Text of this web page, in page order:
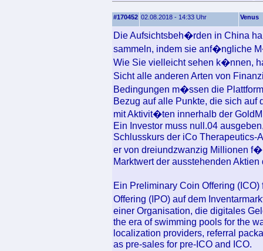
#170452 02.08.2018 - 14:33 Uhr Venus
Die Aufsichtsbeh�rden in China
sammeln, indem sie anf�ngliche
Wie Sie vielleicht sehen k�nnen,
Sicht alle anderen Arten von
Bedingungen m�ssen die
Bezug auf alle Punkte, die sich auf
mit Aktivit�ten innerhalb der
Ein Investor muss null.04
Schlusskurs der iCo Therapeutics-
er von dreiundzwanzig Millionen
Marktwert der ausstehenden
Ein Preliminary Coin Offering
Offering (IPO) auf dem
einer Organisation, die digitales
the era of swimming pools for the
localization providers, referral
as pre-sales for pre-ICO and ICO.